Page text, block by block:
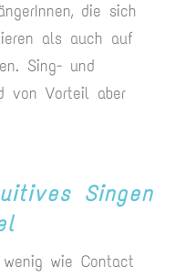
die sich
als auch auf
Sing- und
von Vorteil aber
Singen
wie Contact